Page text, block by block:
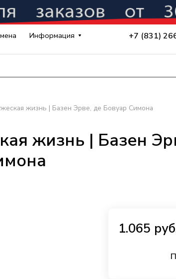
Информация +7 (831)
жизнь | Базен Эрве, де Бовуар Симона
жизнь | Базен
1.065